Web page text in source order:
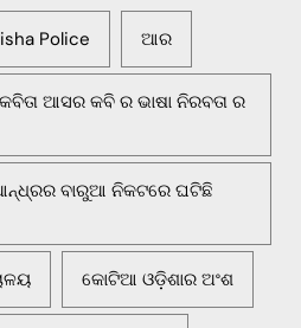
Police ଆର
ଆସର କବି ର ଭାଷା ନିରବତା ର
ବାରୁଆ ନିକଟରେ ଘଟିଛି
କୋଟିଆ ଓଡ଼ିଶାର ଅଂଶ